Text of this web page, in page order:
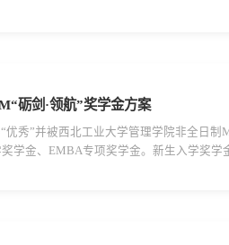
砺剑·领航”奖学金方案
优秀”并被西北工业大学管理学院非全日
学金、EMBA专项奖学金。新生入学奖